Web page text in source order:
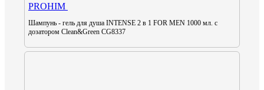
PROHIM
Шампунь - гель для душа INTENSE 2 в 1 FOR MEN 1000 мл. с
дозатором Clean&Green CG8337